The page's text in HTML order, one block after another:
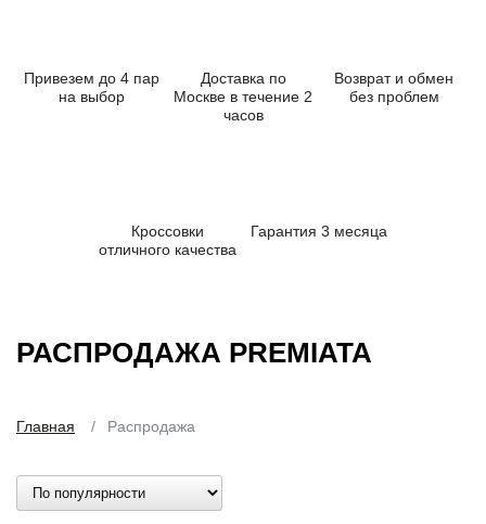
Привезем до 4 пар
на выбор
Доставка по
Москве в течение 2
часов
Возврат и обмен
без проблем
Кроссовки
отличного качества
Гарантия 3 месяца
РАСПРОДАЖА PREMIATA
Главная / Распродажа